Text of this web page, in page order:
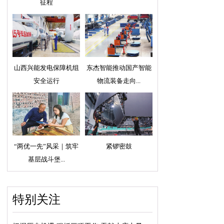
征程
山西兴能发电保障机组
安全运行
东杰智能推动国产智能
物流装备走向...
“两优一先”风采｜筑牢
基层战斗堡...
紧锣密鼓
特别关注